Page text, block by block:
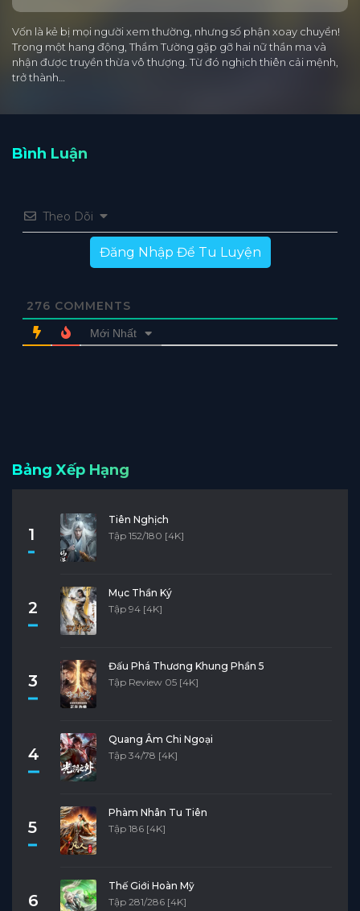
Vốn là kẻ bị mọi người xem thường, nhưng số phận xoay chuyển!
Trong một hang động, Thẩm Tường gặp gỡ hai nữ thần ma và
nhận được truyền thừa vô thượng. Từ đó nghịch thiên cải mệnh,
trở thành…
Bình Luận
Theo Dõi
Đăng Nhập Để Tu Luyện
276 COMMENTS
Mới Nhất
Bảng Xếp Hạng
1
Tiên Nghịch
Tập 152/180 [4K]
2
Mục Thần Ký
Tập 94 [4K]
3
Đấu Phá Thương Khung Phần 5
Tập Review 05 [4K]
4
Quang Âm Chi Ngoại
Tập 34/78 [4K]
5
Phàm Nhân Tu Tiên
Tập 186 [4K]
6
Thế Giới Hoàn Mỹ
Tập 281/286 [4K]